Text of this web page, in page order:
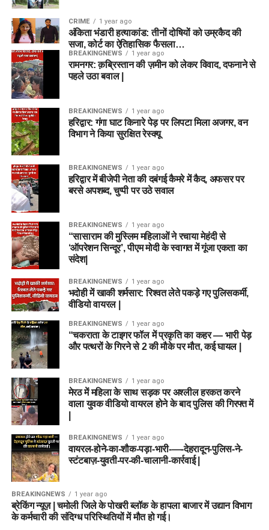
CRIME 1 year ago
अंकिता भंडारी हत्याकांड: तीनों दोषियों को उम्रकैद की
सजा, कोर्ट का ऐतिहासिक फैसला…
BREAKINGNEWS 1 year ago
रामनगर: क़ब्रिस्तान की ज़मीन को लेकर विवाद, दफनाने से
पहले उठा बवाल |
BREAKINGNEWS 1 year ago
हरिद्वार: गंगा घाट किनारे पेड़ पर लिपटा मिला अजगर, वन
विभाग ने किया सुरक्षित रेस्क्यू
BREAKINGNEWS 1 year ago
हरिद्वार में बीजेपी नेता की दबंगई कैमरे में कैद, अफसर पर
बरसे अपशब्द, चुप्पी पर उठे सवाल
BREAKINGNEWS 1 year ago
“सासाराम की मुस्लिम महिलाओं ने रचाया मेहंदी से
‘ऑपरेशन सिन्दूर’, पीएम मोदी के स्वागत में गूंजा एकता का
संदेश|
BREAKINGNEWS 1 year ago
भदोही में खाकी शर्मसार: रिश्वत लेते पकड़े गए पुलिसकर्मी,
वीडियो वायरल |
BREAKINGNEWS 1 year ago
“चकराता के टाइगर फॉल में प्रकृति का कहर — भारी पेड़
और पत्थरों के गिरने से 2 की मौके पर मौत, कई घायल |
BREAKINGNEWS 1 year ago
मेरठ में महिला के साथ सड़क पर अश्लील हरकत करने
वाला युवक वीडियो वायरल होने के बाद पुलिस की गिरफ्त में
BREAKINGNEWS 1 year ago
वायरल-होने-का-शौक-पड़ा-भारी-—-देहरादून-पुलिस-ने-
स्टंटबाज़-युवती-पर-की-चालानी-कार्रवाई |
BREAKINGNEWS 1 year ago
ब्रेकिंग न्यूज़ | चमोली जिले के पोखरी ब्लॉक के हापला बाजार में उद्यान विभाग
के कर्मचारी की संदिग्ध परिस्थितियों में मौत हो गई।